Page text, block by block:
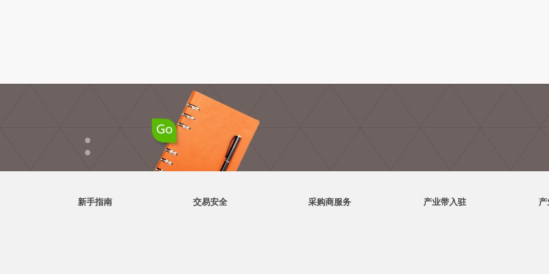
●
●
新手指南 交易安全 采购商服务 产业带入驻